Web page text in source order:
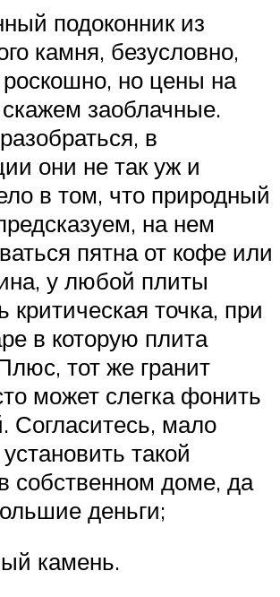
подоконник из
камня, безусловно,
но цены на
заоблачные.
в
они не так уж и
в том, что природный
на нем
пятна от кофе или
у любой плиты
критическая точка, при
в которую плита
тот же гранит
может слегка фонить
Согласитесь, мало
такой
собственном доме, да
деньги;
камень.